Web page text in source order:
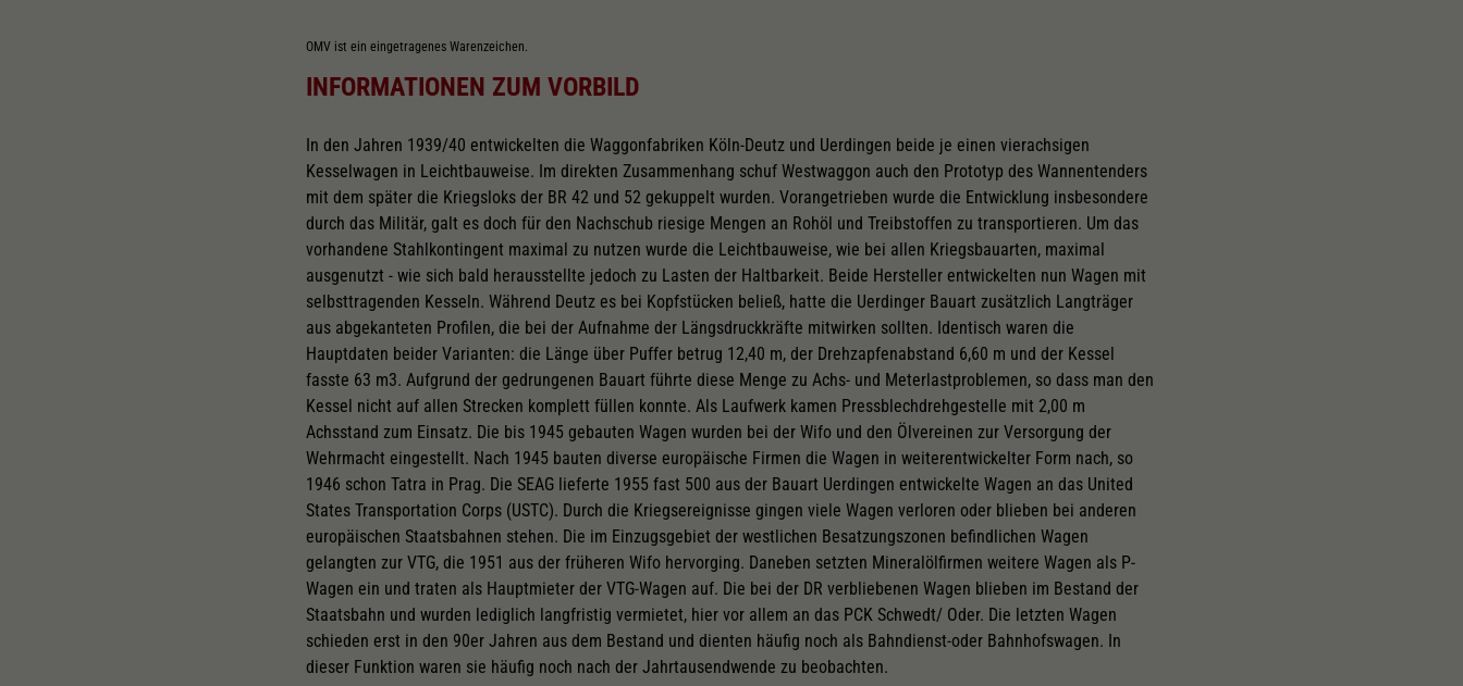
OMV ist ein eingetragenes Warenzeichen.
INFORMATIONEN ZUM VORBILD
In den Jahren 1939/40 entwickelten die Waggonfabriken Köln-Deutz und Uerdingen beide je einen vierachsigen
Kesselwagen in Leichtbauweise. Im direkten Zusammenhang schuf Westwaggon auch den Prototyp des Wannentenders
mit dem später die Kriegsloks der BR 42 und 52 gekuppelt wurden. Vorangetrieben wurde die Entwicklung insbesondere
durch das Militär, galt es doch für den Nachschub riesige Mengen an Rohöl und Treibstoffen zu transportieren. Um das
vorhandene Stahlkontingent maximal zu nutzen wurde die Leichtbauweise, wie bei allen Kriegsbauarten, maximal
ausgenutzt - wie sich bald herausstellte jedoch zu Lasten der Haltbarkeit. Beide Hersteller entwickelten nun Wagen mit
selbsttragenden Kesseln. Während Deutz es bei Kopfstücken beließ, hatte die Uerdinger Bauart zusätzlich Langträger
aus abgekanteten Profilen, die bei der Aufnahme der Längsdruckkräfte mitwirken sollten. Identisch waren die
Hauptdaten beider Varianten: die Länge über Puffer betrug 12,40 m, der Drehzapfenabstand 6,60 m und der Kessel
fasste 63 m3. Aufgrund der gedrungenen Bauart führte diese Menge zu Achs- und Meterlastproblemen, so dass man den
Kessel nicht auf allen Strecken komplett füllen konnte. Als Laufwerk kamen Pressblechdrehgestelle mit 2,00 m
Achsstand zum Einsatz. Die bis 1945 gebauten Wagen wurden bei der Wifo und den Ölvereinen zur Versorgung der
Wehrmacht eingestellt. Nach 1945 bauten diverse europäische Firmen die Wagen in weiterentwickelter Form nach, so
1946 schon Tatra in Prag. Die SEAG lieferte 1955 fast 500 aus der Bauart Uerdingen entwickelte Wagen an das United
States Transportation Corps (USTC). Durch die Kriegsereignisse gingen viele Wagen verloren oder blieben bei anderen
europäischen Staatsbahnen stehen. Die im Einzugsgebiet der westlichen Besatzungszonen befindlichen Wagen
gelangten zur VTG, die 1951 aus der früheren Wifo hervorging. Daneben setzten Mineralölfirmen weitere Wagen als P-
Wagen ein und traten als Hauptmieter der VTG-Wagen auf. Die bei der DR verbliebenen Wagen blieben im Bestand der
Staatsbahn und wurden lediglich langfristig vermietet, hier vor allem an das PCK Schwedt/ Oder. Die letzten Wagen
schieden erst in den 90er Jahren aus dem Bestand und dienten häufig noch als Bahndienst-oder Bahnhofswagen. In
dieser Funktion waren sie häufig noch nach der Jahrtausendwende zu beobachten.